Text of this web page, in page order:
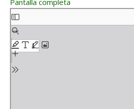
Pantalla completa
Saltar al contenido del PDF